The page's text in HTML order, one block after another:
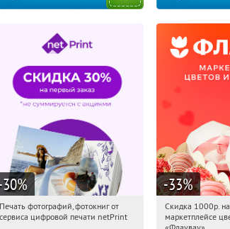
%
17:23:46 Получили:
Печать фотографий, фотокниг от
сервиса цифровой печати netPrint
-33%
17:23:46
Россия
Скидка 1000р.
маркетплейсе